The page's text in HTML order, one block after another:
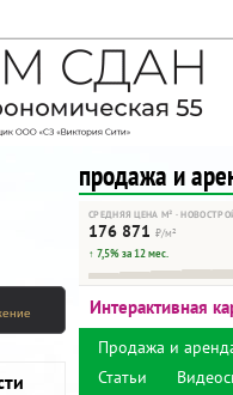
-
продажа и
СРЕДНЯЯ ЦЕНА М² ·
176 871 ₽/м²
↑ 7,5% за 12 мес.
Интерактивная
Продажа и
Статьи